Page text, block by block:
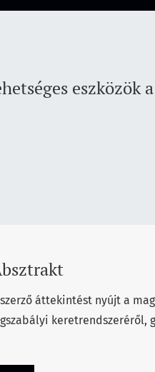
eszközök
áttekintést nyújt a
keretrendszeréről,